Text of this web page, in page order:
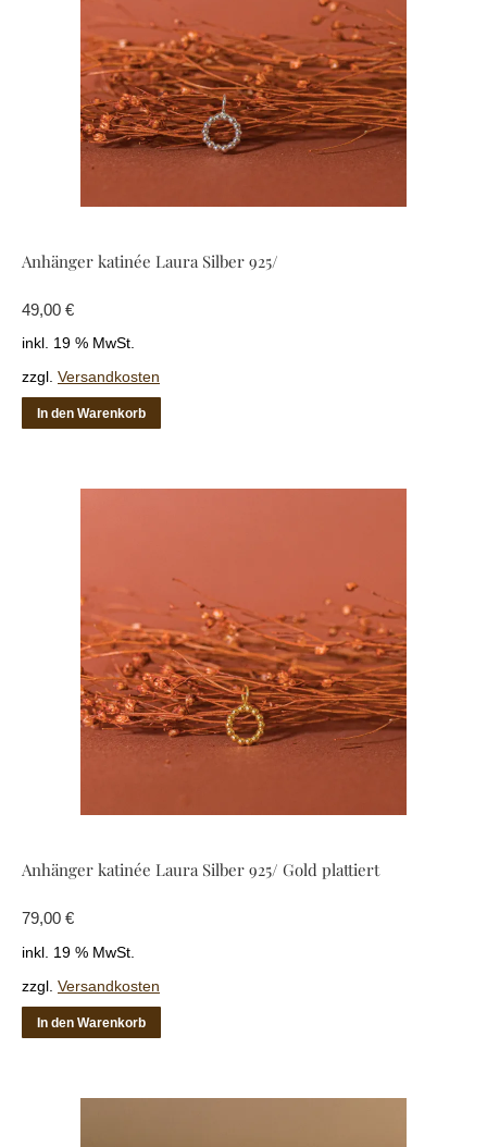
Anhänger katinée Laura Silber 925/
49,00 €
inkl. 19 % MwSt.
zzgl. Versandkosten
In den Warenkorb
Anhänger katinée Laura Silber 925/ Gold plattiert
79,00 €
inkl. 19 % MwSt.
zzgl. Versandkosten
In den Warenkorb